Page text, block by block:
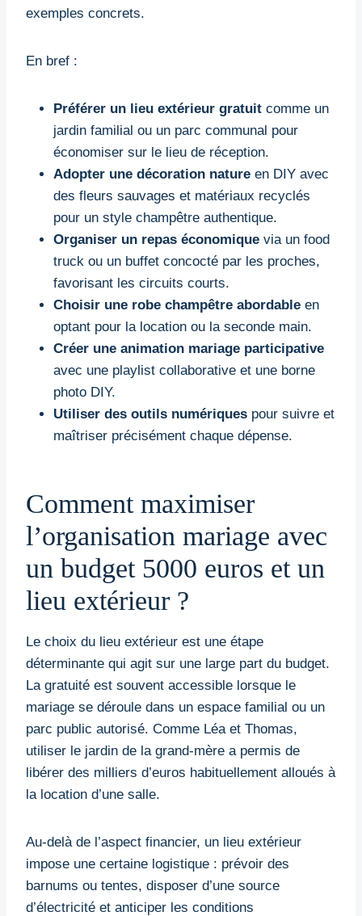
exemples concrets.
En bref :
Préférer un lieu extérieur gratuit comme un
jardin familial ou un parc communal pour
économiser sur le lieu de réception.
Adopter une décoration nature en DIY avec
des fleurs sauvages et matériaux recyclés
pour un style champêtre authentique.
Organiser un repas économique via un food
truck ou un buffet concocté par les proches,
favorisant les circuits courts.
Choisir une robe champêtre abordable en
optant pour la location ou la seconde main.
Créer une animation mariage participative
avec une playlist collaborative et une borne
photo DIY.
Utiliser des outils numériques pour suivre et
maîtriser précisément chaque dépense.
Comment maximiser
l’organisation mariage avec
un budget 5000 euros et un
lieu extérieur ?
Le choix du lieu extérieur est une étape
déterminante qui agit sur une large part du budget.
La gratuité est souvent accessible lorsque le
mariage se déroule dans un espace familial ou un
parc public autorisé. Comme Léa et Thomas,
utiliser le jardin de la grand-mère a permis de
libérer des milliers d’euros habituellement alloués à
la location d’une salle.
Au-delà de l’aspect financier, un lieu extérieur
impose une certaine logistique : prévoir des
barnums ou tentes, disposer d’une source
d’électricité et anticiper les conditions